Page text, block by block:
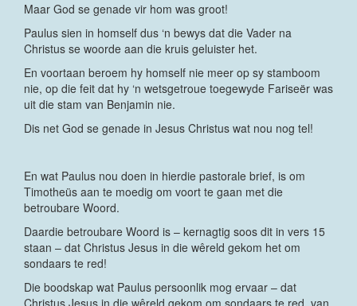
Maar God se genade vir hom was groot!
Paulus sien in homself dus ‘n bewys dat die Vader na
Christus se woorde aan die kruis geluister het.
En voortaan beroem hy homself nie meer op sy stamboom
nie, op die feit dat hy ‘n wetsgetroue toegewyde Fariseër was
uit die stam van Benjamin nie.
Dis net God se genade in Jesus Christus wat nou nog tel!
En wat Paulus nou doen in hierdie pastorale brief, is om
Timotheüs aan te moedig om voort te gaan met die
betroubare Woord.
Daardie betroubare Woord is – kernagtig soos dit in vers 15
staan – dat Christus Jesus in die wêreld gekom het om
sondaars te red!
Die boodskap wat Paulus persoonlik mog ervaar – dat
Christus Jesus in die wêreld gekom om sondaars te red, van